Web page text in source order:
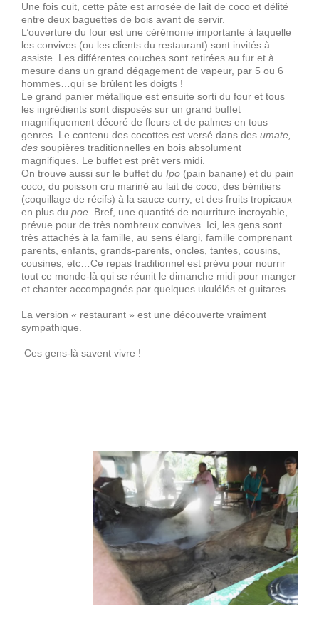
Une fois cuit, cette pâte est arrosée de lait de coco et délité
entre deux baguettes de bois avant de servir.
L’ouverture du four est une cérémonie importante à laquelle
les convives (ou les clients du restaurant) sont invités à
assiste. Les différentes couches sont retirées au fur et à
mesure dans un grand dégagement de vapeur, par 5 ou 6
hommes…qui se brûlent les doigts !
Le grand panier métallique est ensuite sorti du four et tous
les ingrédients sont disposés sur un grand buffet
magnifiquement décoré de fleurs et de palmes en tous
genres. Le contenu des cocottes est versé dans des umate,
des soupières traditionnelles en bois absolument
magnifiques. Le buffet est prêt vers midi.
On trouve aussi sur le buffet du Ipo (pain banane) et du pain
coco, du poisson cru mariné au lait de coco, des bénitiers
(coquillage de récifs) à la sauce curry, et des fruits tropicaux
en plus du poe . Bref, une quantité de nourriture incroyable,
prévue pour de très nombreux convives. Ici, les gens sont
très attachés à la famille, au sens élargi, famille comprenant
parents, enfants, grands-parents, oncles, tantes, cousins,
cousines, etc…Ce repas traditionnel est prévu pour nourrir
tout ce monde-là qui se réunit le dimanche midi pour manger
et chanter accompagnés par quelques ukulélés et guitares.
La version « restaurant » est une découverte vraiment
sympathique.
Ces gens-là savent vivre !